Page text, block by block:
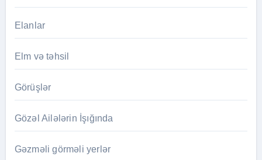
Elanlar
Elm və təhsil
Görüşlər
Gözəl Ailələrin İşığında
Gəzməli görməli yerlər